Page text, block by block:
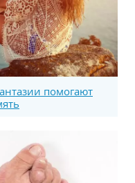
помогают